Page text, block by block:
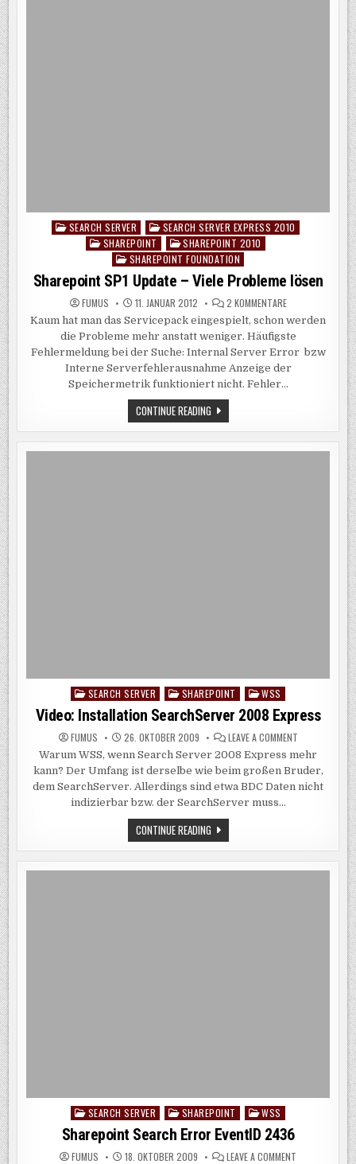
Posted
SEARCH SERVER
SEARCH SERVER EXPRESS 2010
SHAREPOINT
SHAREPOINT 2010
SHAREPOINT FOUNDATION
Sharepoint SP1 Update – Viele Probleme lösen
FUMUS 11. JANUAR 2012 2 KOMMENTAREZU
SHAREPOINT
SP1
UPDATE
–
VIELE
PROBLEME
LÖSEN
Kaum hat man das Servicepack eingespielt, schon werden
die Probleme mehr anstatt weniger. Häufigste
Fehlermeldung bei der Suche: Internal Server Error bzw
Interne Serverfehlerausnahme Anzeige der
Speichermetrik funktioniert nicht. Fehler…
CONTINUE READINGSHAREPOINT
SP1
UPDATE
–
VIELE
Posted
in
SEARCH SERVER SHAREPOINT WSS
Video: Installation SearchServer 2008 Express
FUMUS 26. OKTOBER 2009 LEAVE A COMMENTON
INSTALLATION
2008
EXPRESS
Warum WSS, wenn Search Server 2008 Express mehr
kann? Der Umfang ist derselbe wie beim großen Bruder,
dem SearchServer. Allerdings sind etwa BDC Daten nicht
indizierbar bzw. der SearchServer muss…
CONTINUE READINGVIDEO:
INSTALLATION
SEARCHSERVER
2008
EXPRESS
Posted
in
SEARCH SERVER SHAREPOINT WSS
Sharepoint Search Error EventID 2436
FUMUS 18. OKTOBER 2009 LEAVE A COMMENT